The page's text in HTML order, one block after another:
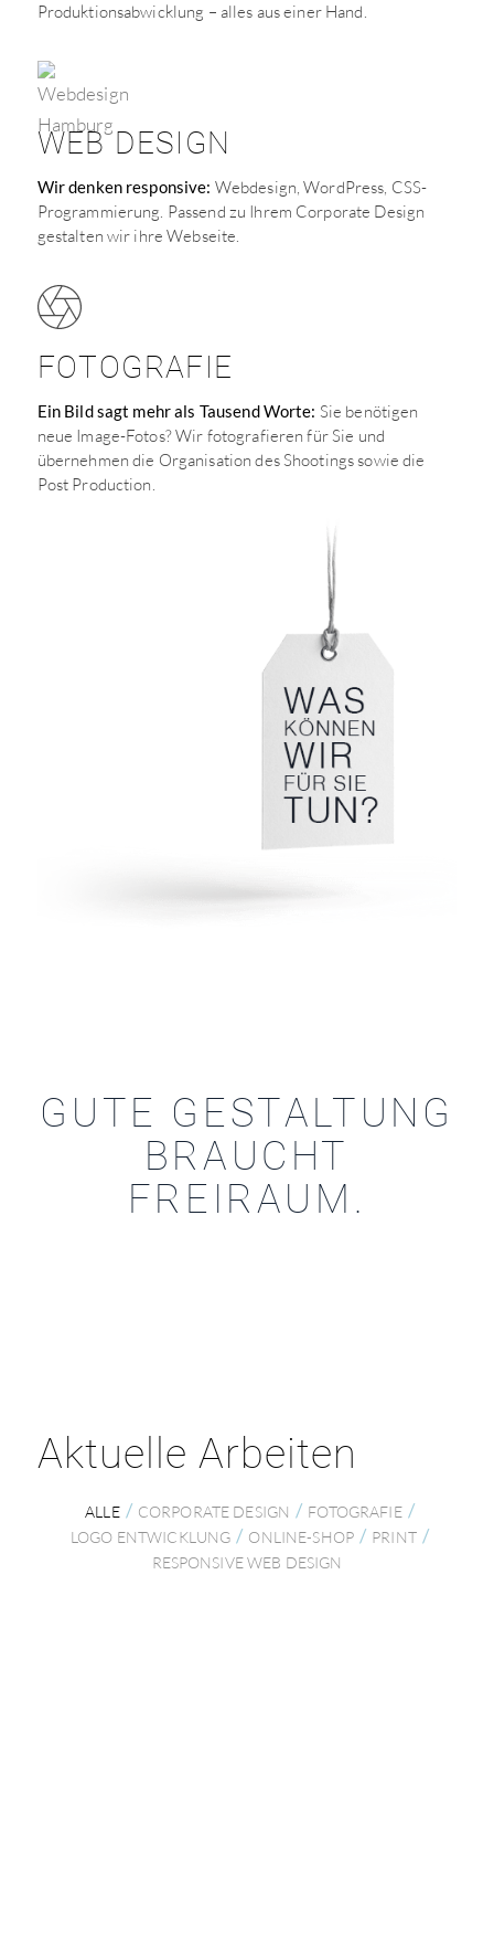
Produktionsabwicklung – alles aus einer Hand.
WEB DESIGN
Wir denken responsive: Webdesign, WordPress, CSS-
Programmierung. Passend zu Ihrem Corporate Design
gestalten wir ihre Webseite.
FOTOGRAFIE
Ein Bild sagt mehr als Tausend Worte: Sie benötigen
neue Image-Fotos? Wir fotografieren für Sie und
übernehmen die Organisation des Shootings sowie die
Post Production.
GUTE GESTALTUNG
BRAUCHT
FREIRAUM.
Aktuelle Arbeiten
ALLE / CORPORATE DESIGN / FOTOGRAFIE /
LOGO ENTWICKLUNG / ONLINE-SHOP / PRINT /
RESPONSIVE WEB DESIGN